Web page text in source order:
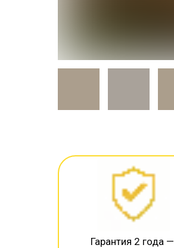
Гарантия 2 года —